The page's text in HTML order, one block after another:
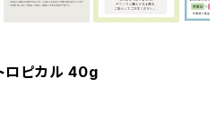
ロピカル 40g